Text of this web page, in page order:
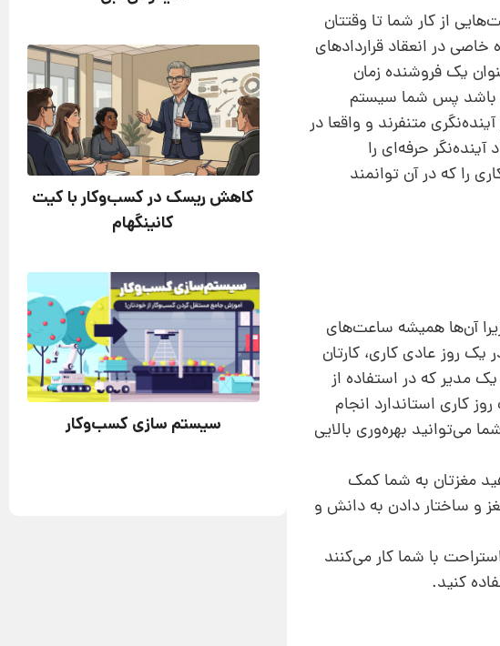
از کار شما تا وقتتان
خاصی در انعقاد قراردادهای
یک فروشنده زمان
باشد پس شما سیستم
متنفرند و واقعا در
حرفه‌ای را
را که در آن توانمند
آن‌ها همیشه ساعت‌های
روز عادی کاری، کارتان
مدیر که در استفاده از
کاری استاندارد انجام
می‌توانید بهره‌وری بالایی
مغزتان به شما کمک
وقف سازماندهی مغز و ساختار دادن به دانش و
با شما کار می‌کنند
کنید.
کاهش ریسک در کسب‌وکار با کیت
کانینگهام
سیستم سازی کسب‌و‌کار